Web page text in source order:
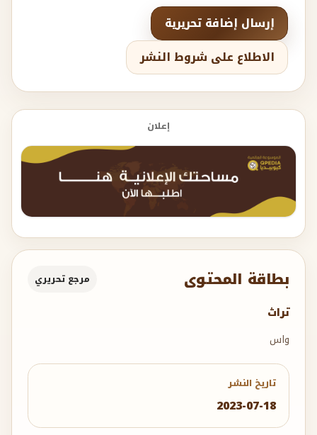
بطاقة المحتوى مرجع تحريري
تراث
واس
تاريخ النشر
2023-07-18
إرسال إضافة تحريرية
الاطلاع على شروط النشر
إعلان